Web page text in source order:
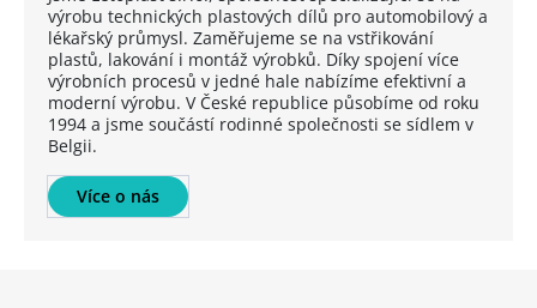
výrobu technických plastových dílů pro automobilový a
lékařský průmysl. Zaměřujeme se na vstřikování
plastů, lakování i montáž výrobků. Díky spojení více
výrobních procesů v jedné hale nabízíme efektivní a
moderní výrobu. V České republice působíme od roku
1994 a jsme součástí rodinné společnosti se sídlem v
Belgii.
Více o nás